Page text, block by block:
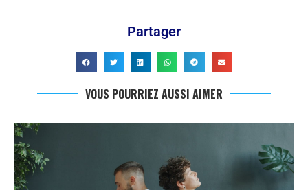
Partager
VOUS POURRIEZ AUSSI AIMER